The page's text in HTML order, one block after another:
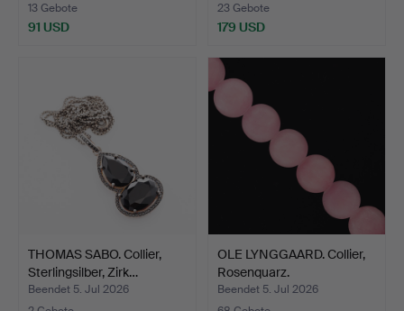
13 Gebote
91 USD
23 Gebote
179 USD
THOMAS SABO. Collier,
Sterlingsilber, Zirk…
Beendet 5. Jul 2026
OLE LYNGGAARD. Collier,
Rosenquarz.
Beendet 5. Jul 2026